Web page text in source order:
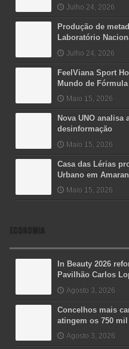
Julho 24, 2026
Produção de
Laboratório
Julho 24, 2026
FeelViana Sport
Mundo de
Maio 15, 2026
Nova UNO
desinformação
Maio 15, 2026
Casa das Lérias
Urbano em
Maio 15, 2026
ECONOMIA
In Beauty 2026
Pavilhão Carlos
Agosto 3, 2026
Concelhos mais
atingem os 750
Agosto 3, 2026